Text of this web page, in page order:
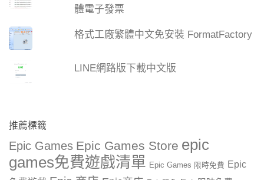
體電子發票
格式工廠繁體中文免安裝 FormatFactory
LINE網路版下載中文版
推薦標籤
Epic Games Epic Games Store epic
games免費遊戲清單 Epic Games 限時免費 Epic